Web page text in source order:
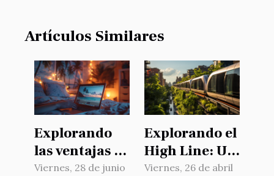
Artículos Similares
Explorando
las ventajas de
las sesiones
Viernes, 28 de junio
Explorando el
High Line: Un
paseo verde
Viernes, 26 de abril